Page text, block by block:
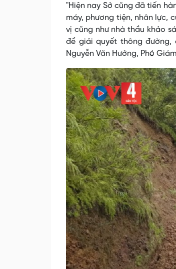
"Hiện nay Sở cũng đã tiến
máy, phương tiện, nhân lực,
vị cũng như nhà thầu khảo
để giải quyết thông
Nguyễn Văn Hưởng, Phó